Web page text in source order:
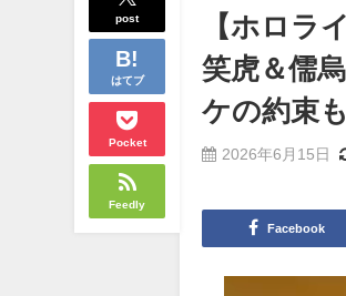
post
はてブ
Pocket
Feedly
【ホロラ
笑虎＆儒
ケの約束
2026年6月15日
Facebook